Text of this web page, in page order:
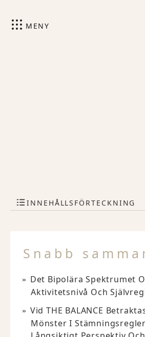
MENY
INNEHÅLLSFÖRTECKNING
Snabb
Det Bipolära Spektrumet
Aktivitetsnivå Och
Vid THE BALANCE
Mönster I